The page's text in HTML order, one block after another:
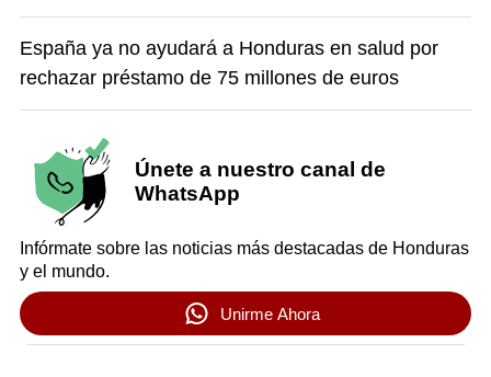
España ya no ayudará a Honduras en salud por
rechazar préstamo de 75 millones de euros
Únete a nuestro canal de
WhatsApp
Infórmate sobre las noticias más destacadas de Honduras
y el mundo.
Unirme Ahora